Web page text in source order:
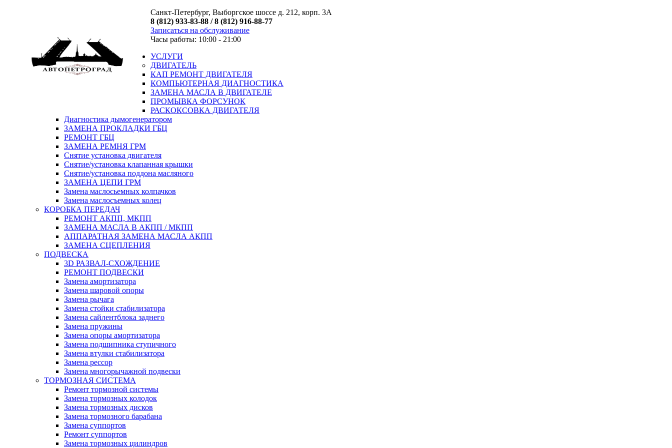
Санкт-Петербург, Выборгское шоссе д. 212, корп. 3А
8 (812) 933-83-88 / 8 (812) 916-88-77
Записаться на обслуживание
Часы работы: 10:00 - 21:00
УСЛУГИ
ДВИГАТЕЛЬ
КАП РЕМОНТ ДВИГАТЕЛЯ
КОМПЬЮТЕРНАЯ ДИАГНОСТИКА
ЗАМЕНА МАСЛА В ДВИГАТЕЛЕ
ПРОМЫВКА ФОРСУНОК
РАСКОКСОВКА ДВИГАТЕЛЯ
Диагностика дымогенератором
ЗАМЕНА ПРОКЛАДКИ ГБЦ
РЕМОНТ ГБЦ
ЗАМЕНА РЕМНЯ ГРМ
Снятие установка двигателя
Cнятие/установка клапанная крышки
Cнятие/установка поддона масляного
ЗАМЕНА ЦЕПИ ГРМ
Замена маслосьемных колпачков
Замена маслосъемных колец
КОРОБКА ПЕРЕДАЧ
РЕМОНТ АКПП, МКПП
ЗАМЕНА МАСЛА В АКПП / МКПП
АППАРАТНАЯ ЗАМЕНА МАСЛА АКПП
ЗАМЕНА СЦЕПЛЕНИЯ
ПОДВЕСКА
3D РАЗВАЛ-СХОЖДЕНИЕ
РЕМОНТ ПОДВЕСКИ
Замена амортизатора
Замена шаровой опоры
Замена рычага
Замена стойки стабилизатора
Замена сайлентблока заднего
Замена пружины
Замена опоры амортизатора
Замена подшипника ступичного
Замена втулки стабилизатора
Замена рессор
Замена многорычажной подвески
ТОРМОЗНАЯ СИСТЕМА
Ремонт тормозной системы
Замена тормозных колодок
Замена тормозных дисков
Замена тормозного барабана
Замена суппортов
Ремонт суппортов
Замена тормозных цилиндров